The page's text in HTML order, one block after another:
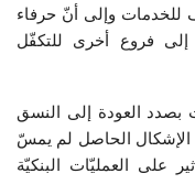
للخدمات وإلى أنّ حرفاء
إلى فروع أخرى للتكفّل
بصدد العودة إلى النسق
الإشكال الحاصل لم يمسّ
على العمليّات البنكيّة